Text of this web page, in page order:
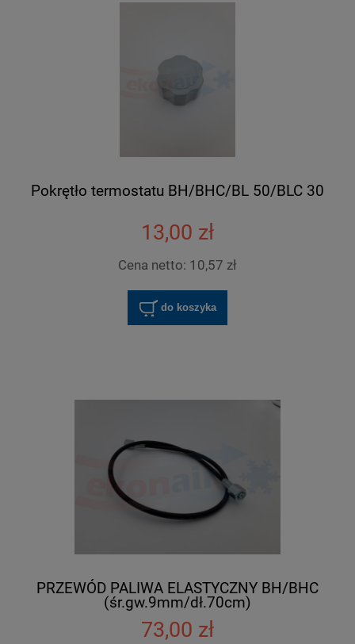
Pokrętło termostatu BH/BHC/BL 50/BLC 30
13,00 zł
Cena netto: 10,57 zł
do koszyka
PRZEWÓD PALIWA ELASTYCZNY BH/BHC
(śr.gw.9mm/dł.70cm)
73,00 zł